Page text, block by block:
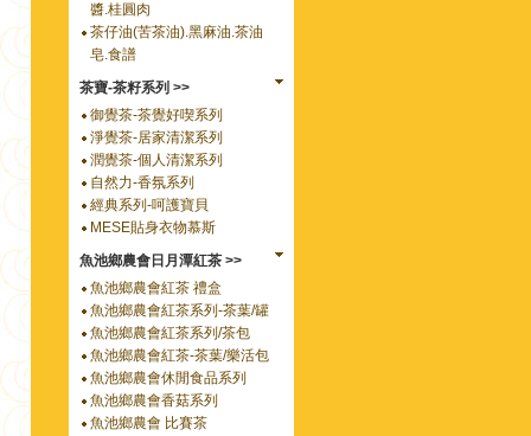
醬.桂圓肉
茶仔油(苦茶油).黑麻油.茶油
皂.食譜
茶寶-茶籽系列 >>
御覺茶-茶覺好喫系列
淨覺茶-居家清潔系列
潤覺茶-個人清潔系列
自然力-香氛系列
經典系列-呵護寶貝
MESE貼身衣物慕斯
魚池鄉農會日月潭紅茶 >>
魚池鄉農會紅茶 禮盒
魚池鄉農會紅茶系列-茶葉/罐
魚池鄉農會紅茶系列/茶包
魚池鄉農會紅茶-茶葉/樂活包
魚池鄉農會休閒食品系列
魚池鄉農會香菇系列
魚池鄉農會 比賽茶